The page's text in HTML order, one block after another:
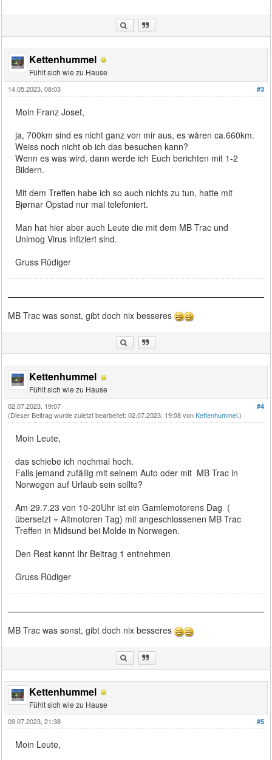
Kettenhummel
Fühlt sich wie zu Hause
#3
14.05.2023, 08:03
Moin Franz Josef,
ja, 700km sind es nicht ganz von mir aus, es wåren ca.660km.
Weiss noch nicht ob ich das besuchen kann?
Wenn es was wird, dann werde ich Euch berichten mit 1-2
Bildern.
Mit dem Treffen habe ich so auch nichts zu tun, hatte mit
Bjørnar Opstad nur mal telefoniert.
Man hat hier aber auch Leute die mit dem MB Trac und
Unimog Virus infiziert sind.
Gruss Rüdiger
MB Trac was sonst, gibt doch nix besseres
Kettenhummel
Fühlt sich wie zu Hause
#4
02.07.2023, 19:07
(Dieser Beitrag wurde zuletzt bearbeitet: 02.07.2023, 19:08 vonKettenhummel.)
Moin Leute,
das schiebe ich nochmal hoch.
Falls jemand zufällig mit seinem Auto oder mit MB Trac in
Norwegen auf Urlaub sein sollte?
Am 29.7.23 von 10-20Uhr ist ein Gamlemotorens Dag (
übersetzt = Altmotoren Tag) mit angeschlossenen MB Trac
Treffen in Midsund bei Molde in Norwegen.
Den Rest kønnt Ihr Beitrag 1 entnehmen
Gruss Rüdiger
MB Trac was sonst, gibt doch nix besseres
Kettenhummel
Fühlt sich wie zu Hause
#5
09.07.2023, 21:38
Moin Leute,